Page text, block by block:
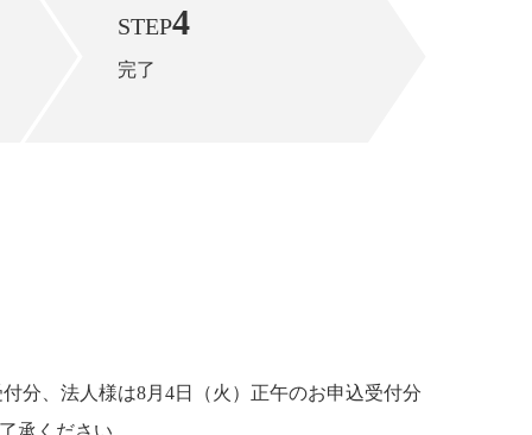
STEP4
完了
分、法人様は8月4日（火）正午のお申込受付分
承ください。